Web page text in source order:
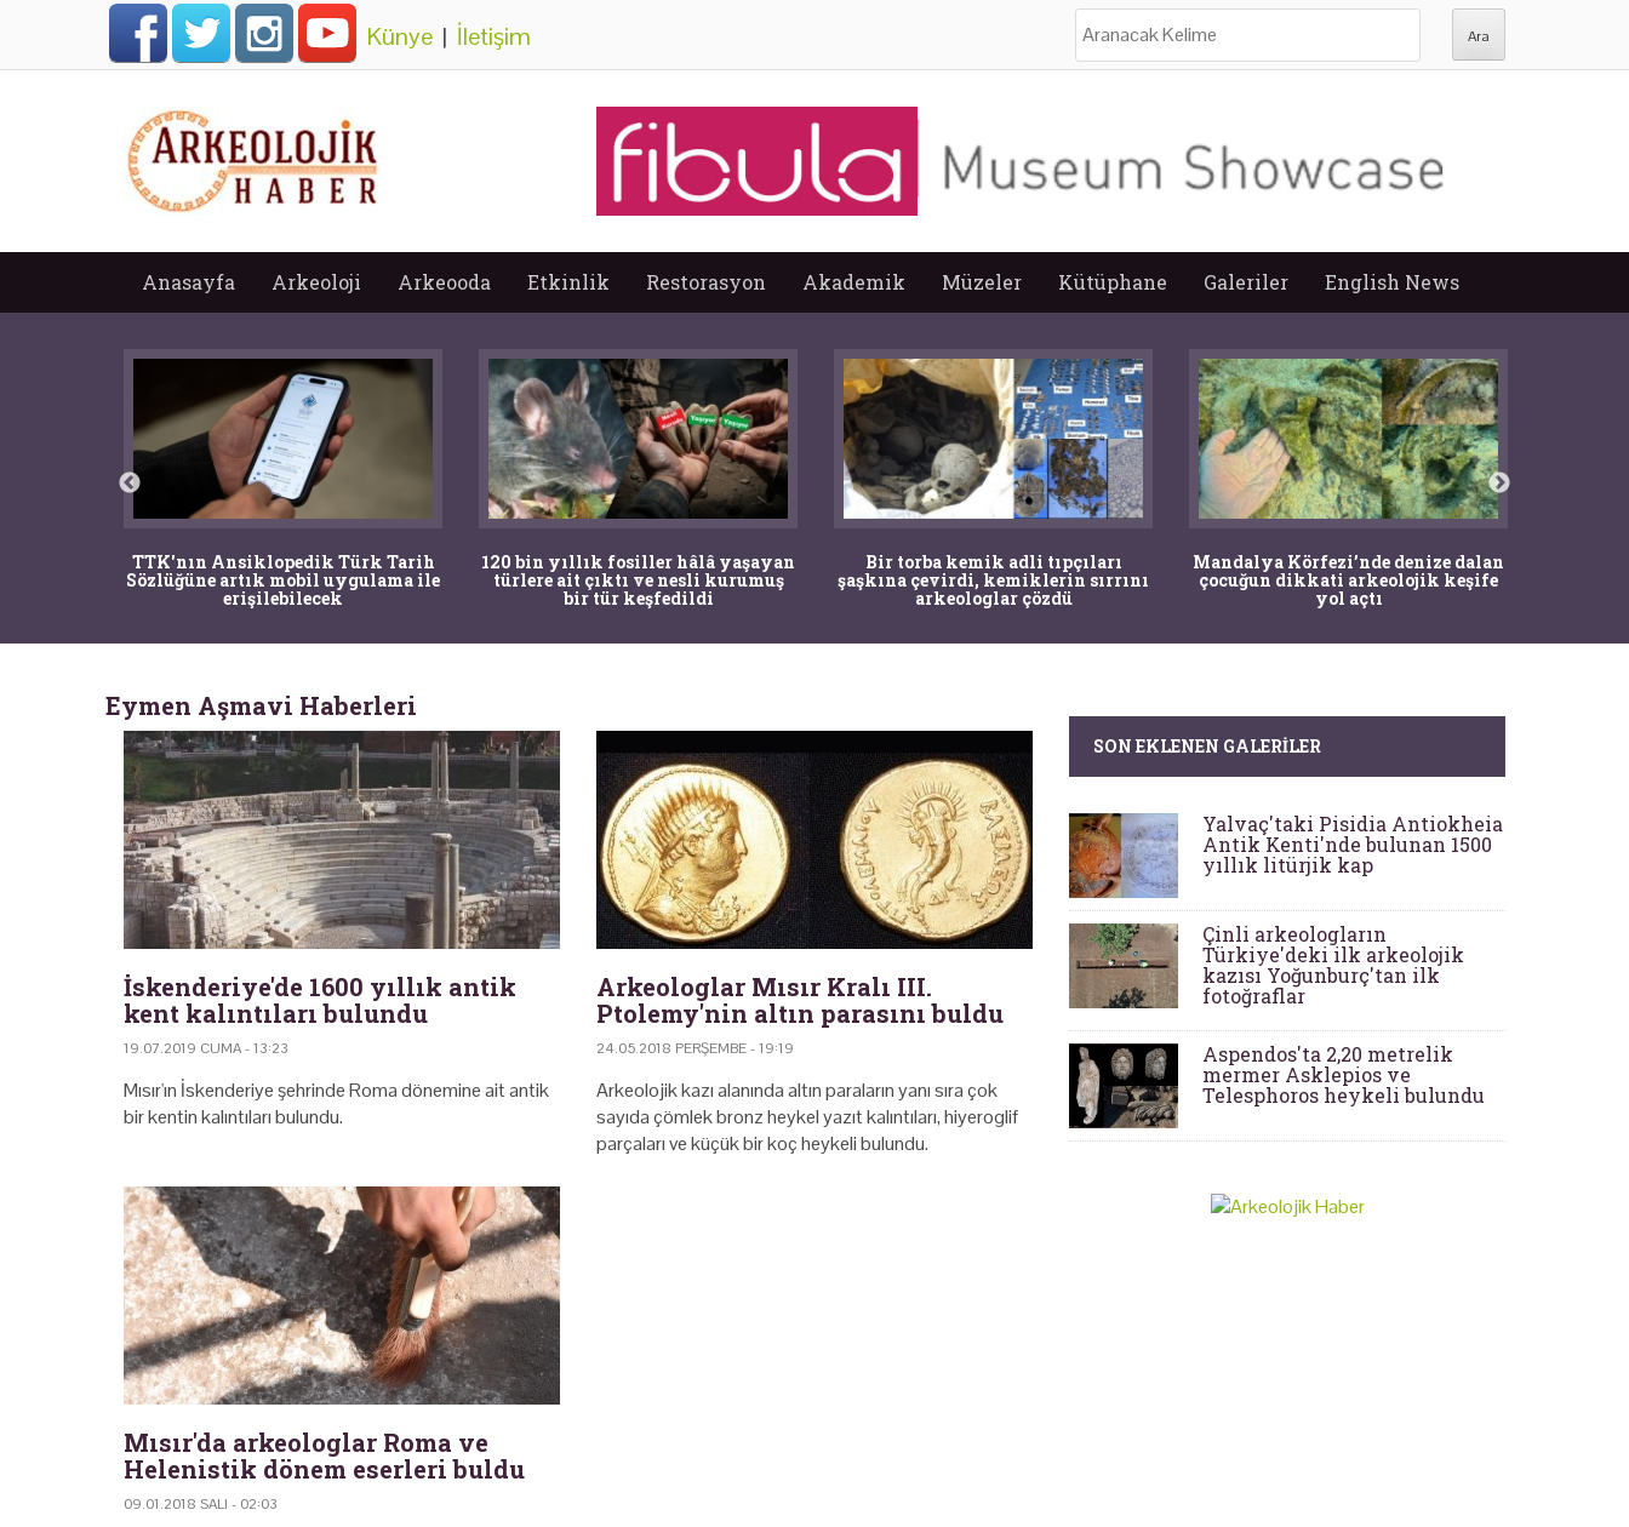
Künye | İletişim
Anasayfa Arkeoloji Arkeooda Etkinlik Restorasyon Akademik Müzeler Kütüphane Galeriler English News
TTK'nın Ansiklopedik Türk Tarih
Sözlüğüne artık mobil uygulama ile
erişilebilecek
120 bin yıllık fosiller hâlâ yaşayan
türlere ait çıktı ve nesli kurumuş
bir tür keşfedildi
Bir torba kemik adli tıpçıları
şaşkına çevirdi, kemiklerin sırrını
arkeologlar çözdü
Mandalya Körfezi’nde denize dalan
çocuğun dikkati arkeolojik keşife
yol açtı
Eymen Aşmavi Haberleri
İskenderiye'de 1600 yıllık antik
kent kalıntıları bulundu
19.07.2019 CUMA - 13:23
Mısır'ın İskenderiye şehrinde Roma dönemine ait antik
bir kentin kalıntıları bulundu.
Arkeologlar Mısır Kralı III.
Ptolemy'nin altın parasını buldu
24.05.2018 PERŞEMBE - 19:19
Arkeolojik kazı alanında altın paraların yanı sıra çok
sayıda çömlek bronz heykel yazıt kalıntıları, hiyeroglif
parçaları ve küçük bir koç heykeli bulundu.
Mısır'da arkeologlar Roma ve
Helenistik dönem eserleri buldu
09.01.2018 SALI - 02:03
SON EKLENEN GALERILER
Yalvaç'taki Pisidia Antiokheia
Antik Kenti'nde bulunan 1500
yıllık litürjik kap
Çinli arkeologların
Türkiye'deki ilk arkeolojik
kazısı Yoğunburç'tan ilk
fotoğraflar
Aspendos'ta 2,20 metrelik
mermer Asklepios ve
Telesphoros heykeli bulundu